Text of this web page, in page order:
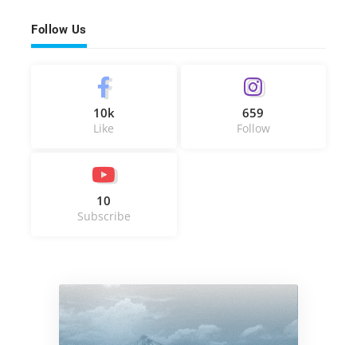
Follow Us
10k
Like
659
Follow
10
Subscribe